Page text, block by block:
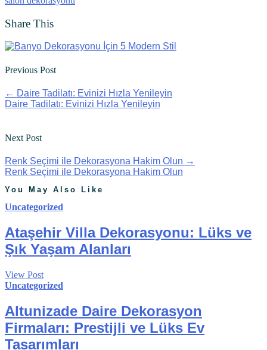
Share This
Previous Post
← Daire Tadilatı: Evinizi Hızla Yenileyin
Daire Tadilatı: Evinizi Hızla Yenileyin
Next Post
Renk Seçimi ile Dekorasyona Hakim Olun →
Renk Seçimi ile Dekorasyona Hakim Olun
You May Also Like
Uncategorized
Ataşehir Villa Dekorasyonu: Lüks ve
Şık Yaşam Alanları
View Post
Uncategorized
Altunizade Daire Dekorasyon
Firmaları: Prestijli ve Lüks Ev
Tasarımları